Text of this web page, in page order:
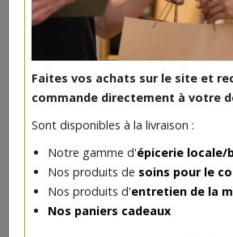
Faites vos achats sur le site et
commande directement à votre
Sont disponibles à la livraison :
Notre gamme d'épicerie locale/
Nos produits de soins pour le
Nos produits d'entretien de la
Nos paniers cadeaux
DANS LA MÊME